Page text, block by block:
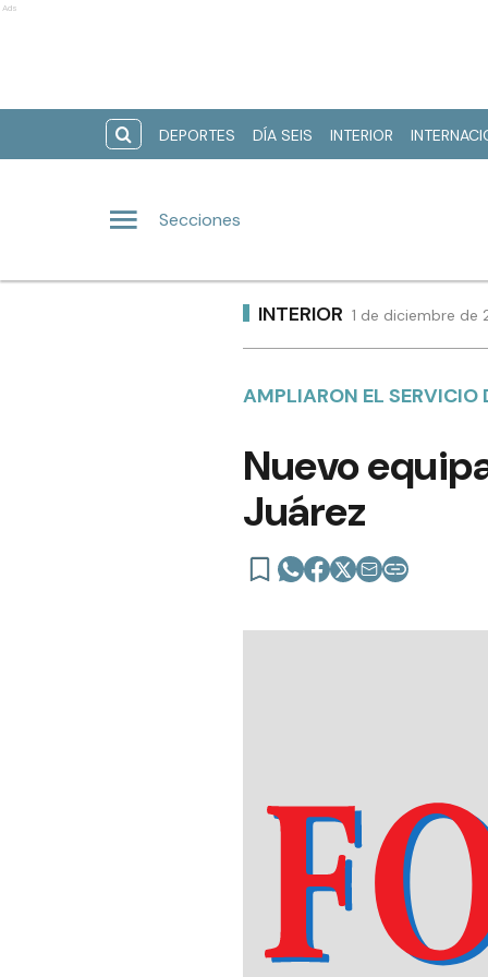
Ads
DEPORTES DÍA SEIS INTERIOR
Secciones
INTERIOR 1 de diciembre
AMPLIARON EL
Nuevo
Juárez